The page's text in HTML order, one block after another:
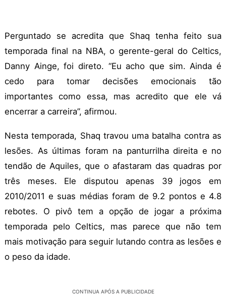
Perguntado se acredita que Shaq tenha feito sua
temporada final na NBA, o gerente-geral do Celtics,
Danny Ainge, foi direto. “Eu acho que sim. Ainda é
cedo para tomar decisões emocionais tão
importantes como essa, mas acredito que ele vá
encerrar a carreira”, afirmou.
Nesta temporada, Shaq travou uma batalha contra as
lesões. As últimas foram na panturrilha direita e no
tendão de Aquiles, que o afastaram das quadras por
três meses. Ele disputou apenas 39 jogos em
2010/2011 e suas médias foram de 9.2 pontos e 4.8
rebotes. O pivô tem a opção de jogar a próxima
temporada pelo Celtics, mas parece que não tem
mais motivação para seguir lutando contra as lesões e
o peso da idade.
CONTINUA APÓS A PUBLICIDADE